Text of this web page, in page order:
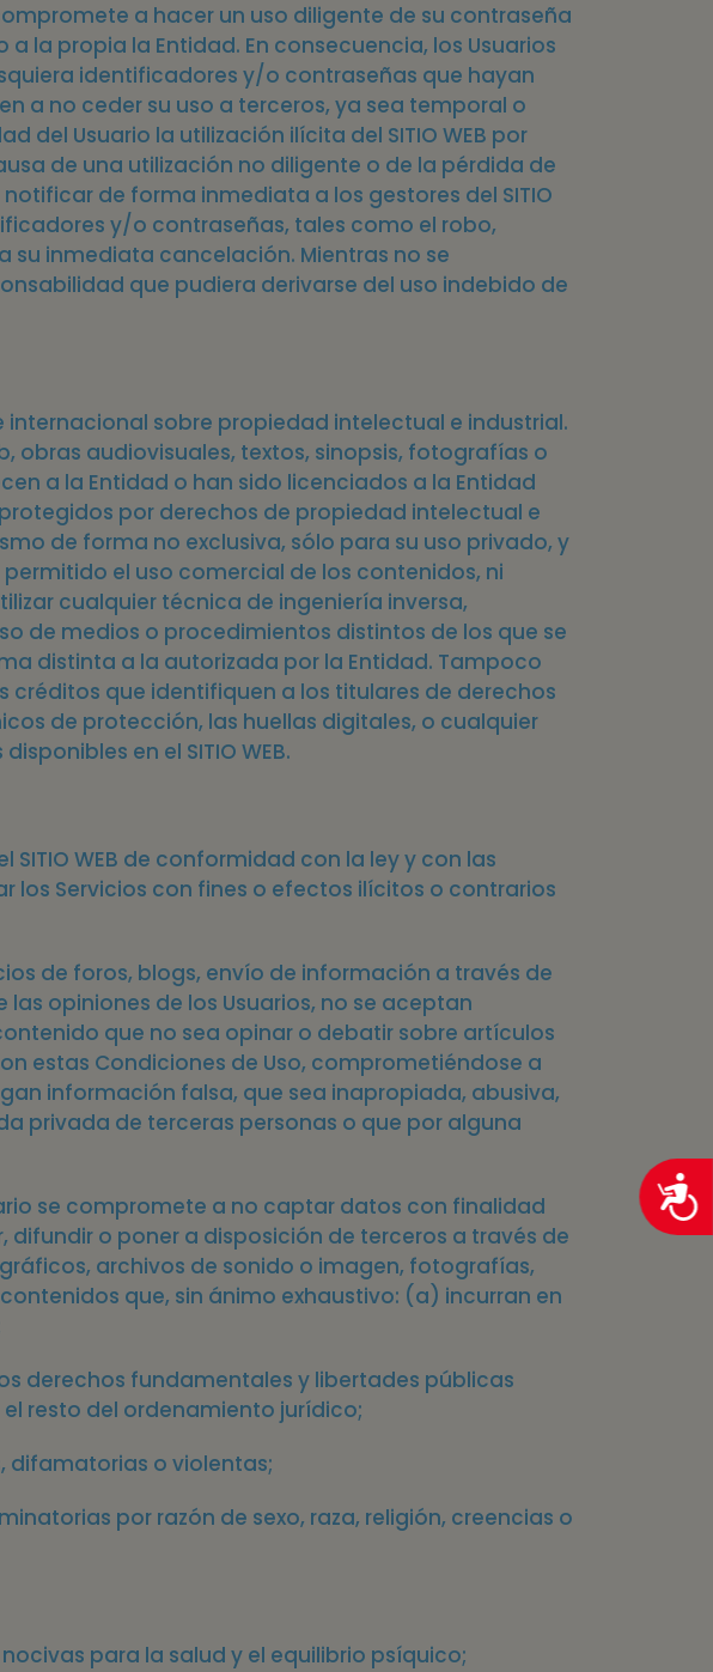
a hacer un uso diligente de su contraseña
la propia la Entidad. En consecuencia, los Usuarios
identificadores y/o contraseñas que hayan
a no ceder su uso a terceros, ya sea temporal o
del Usuario la utilización ilícita del SITIO WEB por
de una utilización no diligente o de la pérdida de
de forma inmediata a los gestores del SITIO
y/o contraseñas, tales como el robo,
su inmediata cancelación. Mientras no se
que pudiera derivarse del uso indebido de
internacional sobre propiedad intelectual e industrial.
obras audiovisuales, textos, sinopsis, fotografías o
a la Entidad o han sido licenciados a la Entidad
por derechos de propiedad intelectual e
de forma no exclusiva, sólo para su uso privado, y
el uso comercial de los contenidos, ni
cualquier técnica de ingeniería inversa,
de medios o procedimientos distintos de los que se
distinta a la autorizada por la Entidad. Tampoco
que identifiquen a los titulares de derechos
de protección, las huellas digitales, o cualquier
en el SITIO WEB.
SITIO WEB de conformidad con la ley y con las
los Servicios con fines o efectos ilícitos o contrarios
de foros, blogs, envío de información a través de
opiniones de los Usuarios, no se aceptan
que no sea opinar o debatir sobre artículos
estas Condiciones de Uso, comprometiéndose a
información falsa, que sea inapropiada, abusiva,
privada de terceras personas o que por alguna
se compromete a no captar datos con finalidad
o poner a disposición de terceros a través de
archivos de sonido o imagen, fotografías,
que, sin ánimo exhaustivo: (a) incurran en
derechos fundamentales y libertades públicas
resto del ordenamiento jurídico;
difamatorias o violentas;
por razón de sexo, raza, religión, creencias o
para la salud y el equilibrio psíquico;